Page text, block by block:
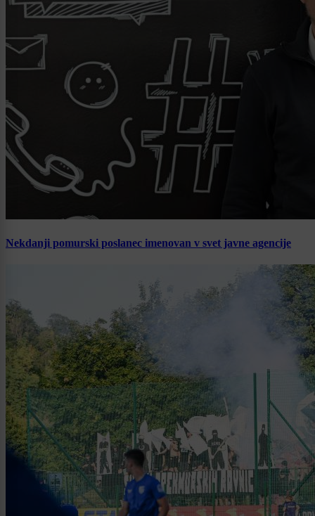
Nekdanji pomurski poslanec imenovan v svet javne agencije